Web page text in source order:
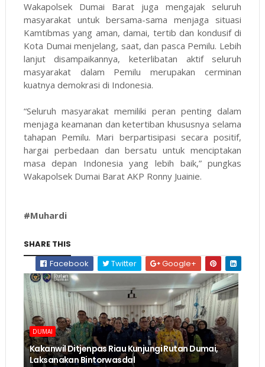
Wakapolsek Dumai Barat juga mengajak seluruh
masyarakat untuk bersama-sama menjaga situasi
Kamtibmas yang aman, damai, tertib dan kondusif di
Kota Dumai menjelang, saat, dan pasca Pemilu. Lebih
lanjut disampaikannya, keterlibatan aktif seluruh
masyarakat dalam Pemilu merupakan cerminan
kuatnya demokrasi di Indonesia.
“Seluruh masyarakat memiliki peran penting dalam
menjaga keamanan dan ketertiban khususnya selama
tahapan Pemilu. Mari berpartisipasi secara positif,
hargai perbedaan dan bersatu untuk menciptakan
masa depan Indonesia yang lebih baik,” pungkas
Wakapolsek Dumai Barat AKP Ronny Juainie.
#Muhardi
SHARE THIS
Facebook
Twitter Google+
DUMAI
Kakanwil Ditjenpas Riau Kunjungi Rutan Dumai,
Laksanakan Bintorwasdal